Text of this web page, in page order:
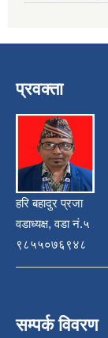
प्रवक्ता
हरि बहादुर प्रजा
वडाध्यक्ष, वडा नं.५
९८५५०७६९४८
सम्पर्क विवरण